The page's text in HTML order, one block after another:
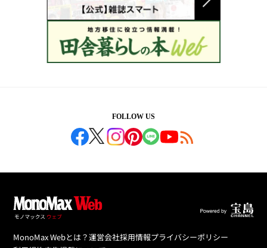
FOLLOW US
MonoMax Webとは？運営会社採用情報プライバシーポリシー